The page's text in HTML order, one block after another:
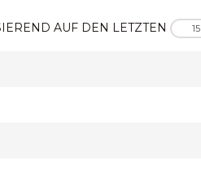
AUF DEN LETZTEN 15